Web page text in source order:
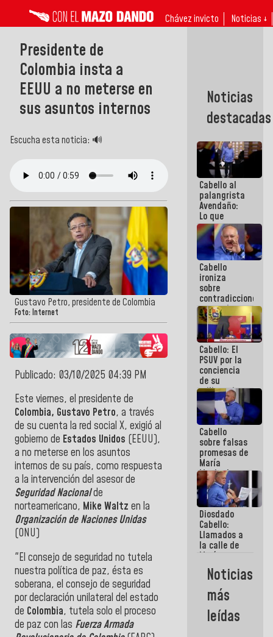
Chávez invicto Noticias ↓
Presidente de
Colombia insta a
EEUU a no meterse en
sus asuntos internos
Escucha esta noticia: 🔊
Gustavo Petro, presidente de Colombia
Foto: Internet
Publicado: 03/10/2025 04:39 PM
Este viernes, el presidente de
Colombia, Gustavo Petro, a través
de su cuenta la red social X, exigió al
gobierno de Estados Unidos (EEUU),
a no meterse en los asuntos
internos de su país, como respuesta
a la intervención del asesor de
Seguridad Nacionalde
norteamericano, Mike Waltz en la
Organización de Naciones Unidas
(ONU)
"El consejo de seguridad no tutela
nuestra política de paz, ésta es
soberana, el consejo de seguridad
por declaración unilateral del estado
de Colombia, tutela solo el proceso
de paz con las Fuerza Armada
Noticias
destacadas
Cabello al
palangrista
Avendaño:
Lo que
vayas a
escribir
hazlo hoy
por que no
sabemos si
la semana
que viene
hay
programa
Cabello
ironiza
sobre
contradicciones
y mentiras
de María
Machado:
¡Créanle!
Cabello: El
PSUV por la
conciencia
de su
militancia
es la
organización
política más
sólida de
Venezuela
Cabello
sobre falsas
promesas de
María
Machado:
¿Quién le
puede creer?
¿Y la gente
que ella iba
a salvar en
La Guaira?
Diosdado
Cabello:
Llamados a
la calle de
María
Machado se
estrellaron
de frente
contra el
Pueblo
Noticias
más
leídas